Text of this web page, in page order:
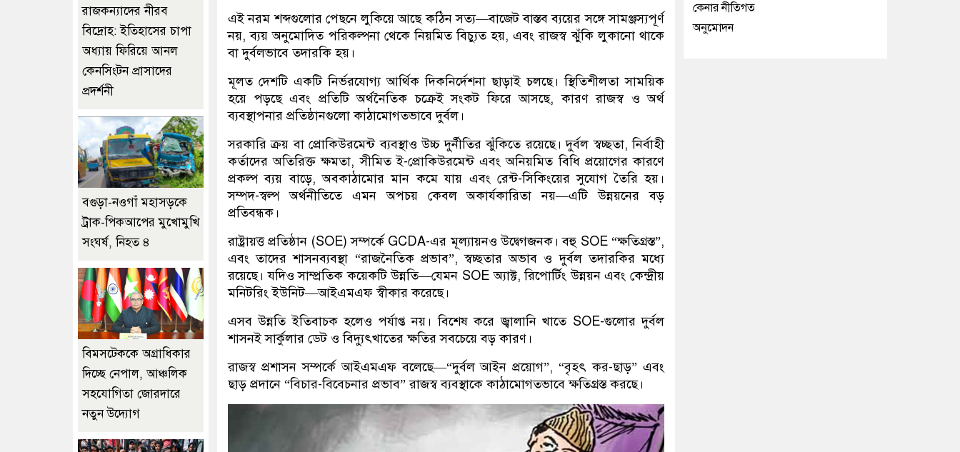
এই নরম শব্দগুলোর পেছনে লুকিয়ে আছে কঠিন সত্য—বাজেট বাস্তব ব্যয়ের সঙ্গে সামঞ্জস্যপূর্ণ
নয়, ব্যয় অনুমোদিত পরিকল্পনা থেকে নিয়মিত বিচ্যুত হয়, এবং রাজস্ব ঝুঁকি লুকানো থাকে
বা দুর্বলভাবে তদারকি হয়।
মূলত দেশটি একটি নির্ভরযোগ্য আর্থিক দিকনির্দেশনা ছাড়াই চলছে। স্থিতিশীলতা সাময়িক
হয়ে পড়ছে এবং প্রতিটি অর্থনৈতিক চক্রেই সংকট ফিরে আসছে, কারণ রাজস্ব ও অর্থ
ব্যবস্থাপনার প্রতিষ্ঠানগুলো কাঠামোগতভাবে দুর্বল।
সরকারি ক্রয় বা প্রোকিউরমেন্ট ব্যবস্থাও উচ্চ দুর্নীতির ঝুঁকিতে রয়েছে। দুর্বল স্বচ্ছতা, নির্বাহী
কর্তাদের অতিরিক্ত ক্ষমতা, সীমিত ই-প্রোকিউরমেন্ট এবং অনিয়মিত বিধি প্রয়োগের কারণে
প্রকল্প ব্যয় বাড়ে, অবকাঠামোর মান কমে যায় এবং রেন্ট-সিকিংয়ের সুযোগ তৈরি হয়।
সম্পদ-স্বল্প অর্থনীতিতে এমন অপচয় কেবল অকার্যকারিতা নয়—এটি উন্নয়নের বড়
প্রতিবন্ধক।
রাষ্ট্রায়ত্ত প্রতিষ্ঠান (SOE) সম্পর্কে GCDA-এর মূল্যায়নও উদ্বেগজনক। বহু SOE “ক্ষতিগ্রস্ত”,
এবং তাদের শাসনব্যবস্থা “রাজনৈতিক প্রভাব”, স্বচ্ছতার অভাব ও দুর্বল তদারকির মধ্যে
রয়েছে। যদিও সাম্প্রতিক কয়েকটি উন্নতি—যেমন SOE অ্যাক্ট, রিপোর্টিং উন্নয়ন এবং কেন্দ্রীয়
মনিটরিং ইউনিট—আইএমএফ স্বীকার করেছে।
এসব উন্নতি ইতিবাচক হলেও পর্যাপ্ত নয়। বিশেষ করে জ্বালানি খাতে SOE-গুলোর দুর্বল
শাসনই সার্কুলার ডেট ও বিদ্যুৎখাতের ক্ষতির সবচেয়ে বড় কারণ।
রাজস্ব প্রশাসন সম্পর্কে আইএমএফ বলেছে—“দুর্বল আইন প্রয়োগ”, “বৃহৎ কর-ছাড়” এবং
ছাড় প্রদানে “বিচার-বিবেচনার প্রভাব” রাজস্ব ব্যবস্থাকে কাঠামোগতভাবে ক্ষতিগ্রস্ত করছে।
রাজকন্যাদের নীরব
বিদ্রোহ: ইতিহাসের চাপা
অধ্যায় ফিরিয়ে আনল
কেনসিংটন প্রাসাদের
প্রদর্শনী
বগুড়া-নওগাঁ মহাসড়কে
ট্রাক-পিকআপের মুখোমুখি
সংঘর্ষ, নিহত ৪
বিমসটেককে অগ্রাধিকার
দিচ্ছে নেপাল, আঞ্চলিক
সহযোগিতা জোরদারে
নতুন উদ্যোগ
কেনার নীতিগত
অনুমোদন